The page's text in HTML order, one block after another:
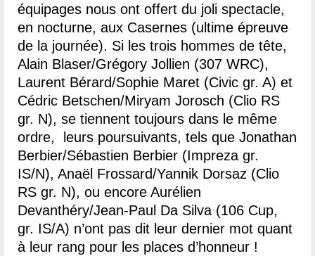
équipages nous ont offert du joli spectacle,
en nocturne, aux Casernes (ultime épreuve
de la journée). Si les trois hommes de tête,
Alain Blaser/Grégory Jollien (307 WRC),
Laurent Bérard/Sophie Maret (Civic gr. A) et
Cédric Betschen/Miryam Jorosch (Clio RS
gr. N), se tiennent toujours dans le même
ordre, leurs poursuivants, tels que Jonathan
Berbier/Sébastien Berbier (Impreza gr.
IS/N), Anaël Frossard/Yannik Dorsaz (Clio
RS gr. N), ou encore Aurélien
Devanthéry/Jean-Paul Da Silva (106 Cup,
gr. IS/A) n’ont pas dit leur dernier mot quant
à leur rang pour les places d’honneur !